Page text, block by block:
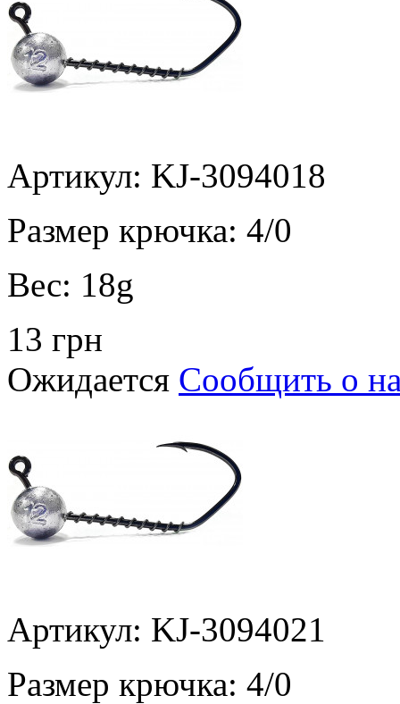
Артикул: KJ-3094018
Размер крючка: 4/0
Вес: 18g
13 грн
Ожидается Сообщить о
Артикул: KJ-3094021
Размер крючка: 4/0